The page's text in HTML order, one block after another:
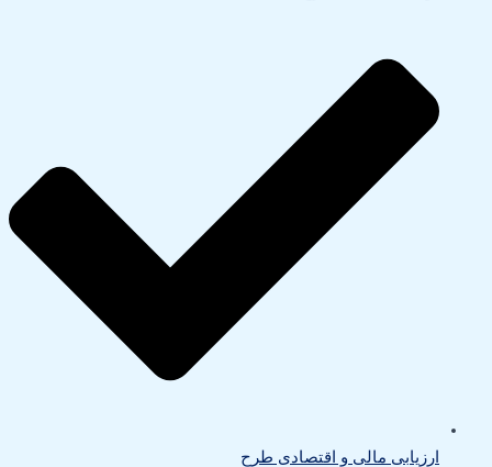
ارزیابی مالی و اقتصادی طرح